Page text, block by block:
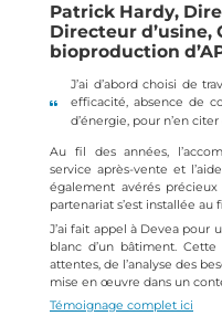
Patrick Hardy,
Directeur d’usine,
bioproduction
J’ai d’abord choisi de
efficacité, absence de
d’énergie, pour n’en
Au fil des années,
service après-vente et
également avérés
partenariat s’est installée au
J’ai fait appel à Devea pour
blanc d’un bâtiment.
attentes, de l’analyse des
mise en œuvre dans un
Témoignage complet ici